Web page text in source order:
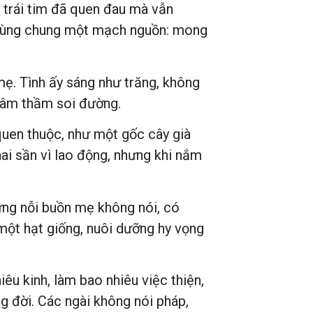
tim đã quen đau mà vẫn
chung một mạch nguồn: mong
Tình ấy sáng như trăng, không
thầm soi đường.
thuộc, như một gốc cây già
sần vì lao động, nhưng khi nắm
nỗi buồn mẹ không nói, có
hạt giống, nuôi dưỡng hy vọng
kinh, làm bao nhiêu việc thiện,
đời. Các ngài không nói pháp,